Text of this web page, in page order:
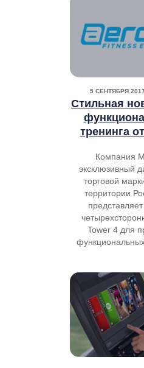
5 СЕНТЯБРЯ 2017
Стильная
тренинга
Компания
эксклюзивный
торговой
территории
Tower 4 для